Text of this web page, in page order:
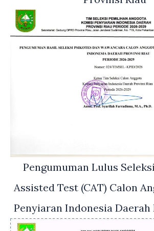
Pengumuman Lulus
Assisted Test (CAT) Calon
Penyiaran Indonesia Daerah